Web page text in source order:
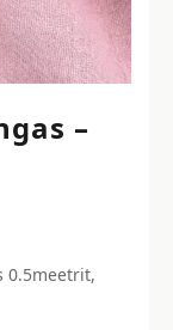
–
0.5meetrit,